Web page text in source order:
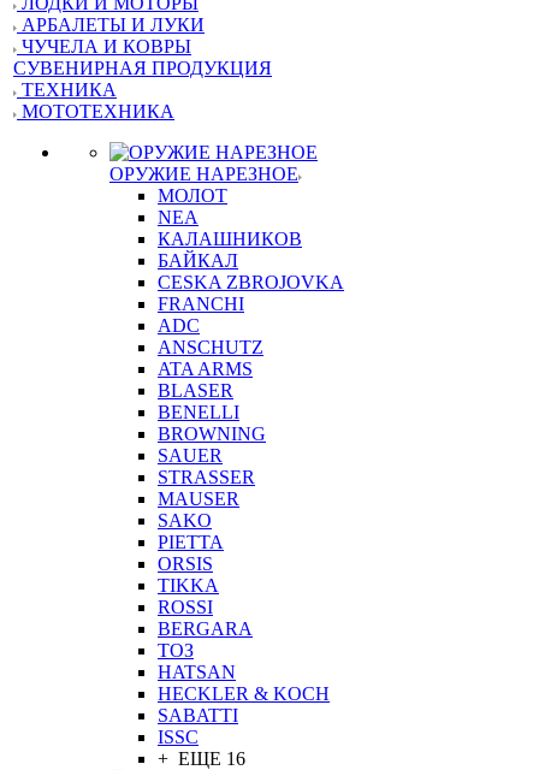
АРБАЛЕТЫ И ЛУКИ
ЧУЧЕЛА И КОВРЫ
СУВЕНИРНАЯ ПРОДУКЦИЯ
ТЕХНИКА
МОТОТЕХНИКА
ОРУЖИЕ НАРЕЗНОЕ
МОЛОТ
NEA
КАЛАШНИКОВ
БАЙКАЛ
CESKA ZBROJOVKA
FRANCHI
ADC
ANSCHUTZ
ATA ARMS
BLASER
BENELLI
BROWNING
SAUER
STRASSER
MAUSER
SAKO
PIETTA
ORSIS
TIKKA
ROSSI
BERGARA
ТОЗ
HATSAN
HECKLER & KOCH
SABATTI
ISSC
+ ЕЩЕ 16